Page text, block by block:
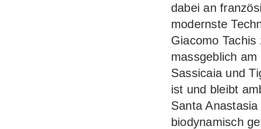
dabei an
modernste
Giacomo
massgeblich
Sassicaia und
ist und bleibt
Santa
biodynamisch